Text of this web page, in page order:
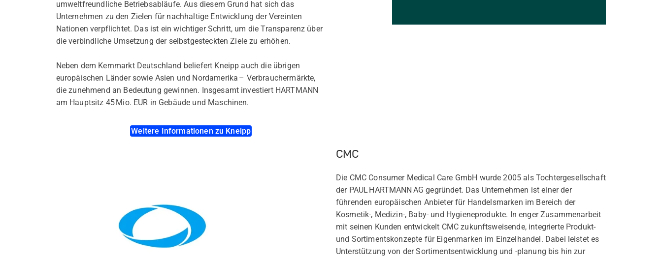
umweltfreundliche Betriebsabläufe. Aus diesem Grund hat sich das
Unternehmen zu den Zielen für nachhaltige Entwicklung der Vereinten
Nationen verpflichtet. Das ist ein wichtiger Schritt, um die Transparenz über
die verbindliche Umsetzung der selbstgesteckten Ziele zu erhöhen.
Neben dem Kernmarkt Deutschland beliefert Kneipp auch die übrigen
europäischen Länder sowie Asien und Nordamerika – Verbrauchermärkte,
die zunehmend an Bedeutung gewinnen. Insgesamt investiert HARTMANN
am Hauptsitz 45 Mio. EUR in Gebäude und Maschinen.
Weitere Informationen zu Kneipp
CMC
Die CMC Consumer Medical Care GmbH wurde 2005 als Tochtergesellschaft
der PAUL HARTMANN AG gegründet. Das Unternehmen ist einer der
führenden europäischen Anbieter für Handelsmarken im Bereich der
Kosmetik-, Medizin-, Baby- und Hygieneprodukte. In enger Zusammenarbeit
mit seinen Kunden entwickelt CMC zukunftsweisende, integrierte Produkt-
und Sortimentskonzepte für Eigenmarken im Einzelhandel. Dabei leistet es
Unterstützung von der Sortimentsentwicklung und -planung bis hin zur